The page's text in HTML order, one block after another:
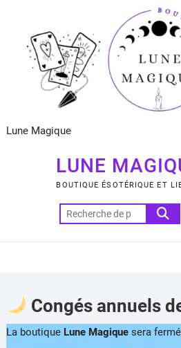
content
Lune Magique
LUNE
BOUTIQUE ÉSOTÉRIQUE ET
pour :
Congés annuels
La boutique Lune Magiquesera